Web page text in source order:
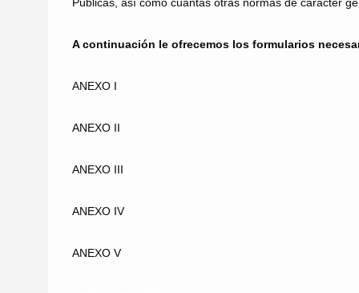
A continuación le ofrecemos los formularios
ANEXO I
ANEXO II
ANEXO III
ANEXO IV
ANEXO V